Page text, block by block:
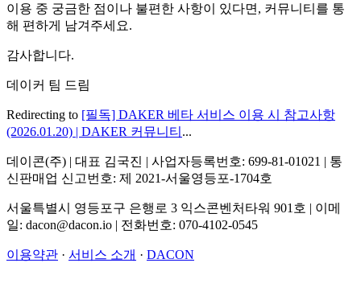
이용 중 궁금한 점이나 불편한 사항이 있다면, 커뮤니티를 통
해 편하게 남겨주세요.
감사합니다.
데이커 팀 드림
Redirecting to [필독] DAKER 베타 서비스 이용 시 참고사항
(2026.01.20) | DAKER 커뮤니티 ...
데이콘(주) | 대표 김국진 | 사업자등록번호: 699-81-01021 | 통
신판매업 신고번호: 제 2021-서울영등포-1704호
서울특별시 영등포구 은행로 3 익스콘벤처타워 901호 | 이메
일: dacon@dacon.io | 전화번호: 070-4102-0545
이용약관 · 서비스 소개 · DACON